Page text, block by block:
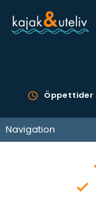
Öppettider
Navigation